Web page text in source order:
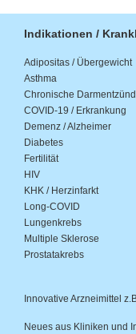
Indikationen /
Adipositas / Übergewicht
Asthma
Chronische
COVID-19 / Erkrankung
Demenz / Alzheimer
Diabetes
Fertilität
HIV
KHK / Herzinfarkt
Long-COVID
Lungenkrebs
Multiple Sklerose
Prostatakrebs
Innovative Arzneimittel
Neues aus Kliniken und